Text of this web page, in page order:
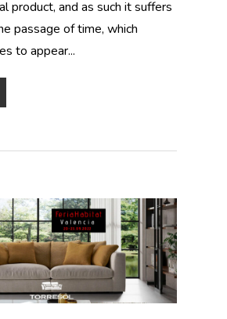
product, and as such it suffers
passage of time, which
to appear...